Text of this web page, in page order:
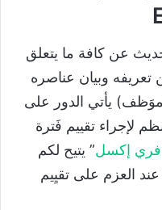
عن كافة ما يتعلق
تعريفه وبيان عناصره
يأتي الدور على
لإجراء تقييم فَترة
فري إكسل” يتيح لكم
عند العزم على تقيِيم